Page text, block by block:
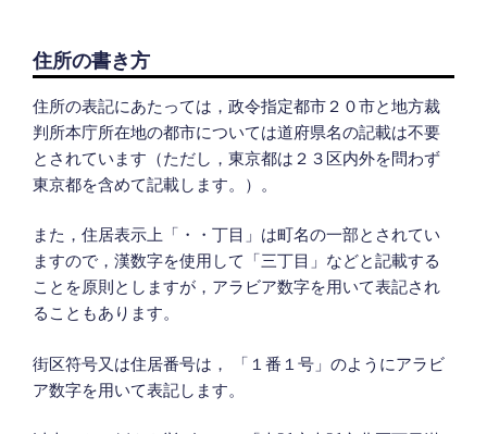
住所の書き方
住所の表記にあたっては，政令指定都市２０市と地方裁
判所本庁所在地の都市については道府県名の記載は不要
とされています（ただし，東京都は２３区内外を問わず
東京都を含めて記載します。）。
また，住居表示上「・・丁目」は町名の一部とされてい
ますので，漢数字を使用して「三丁目」などと記載する
ことを原則としますが，アラビア数字を用いて表記され
ることもあります。
街区符号又は住居番号は， 「１番１号」のようにアラビ
ア数字を用いて表記します。